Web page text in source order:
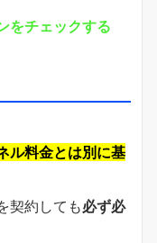
をチェックする
ル料金とは別に基
契約しても必ず必